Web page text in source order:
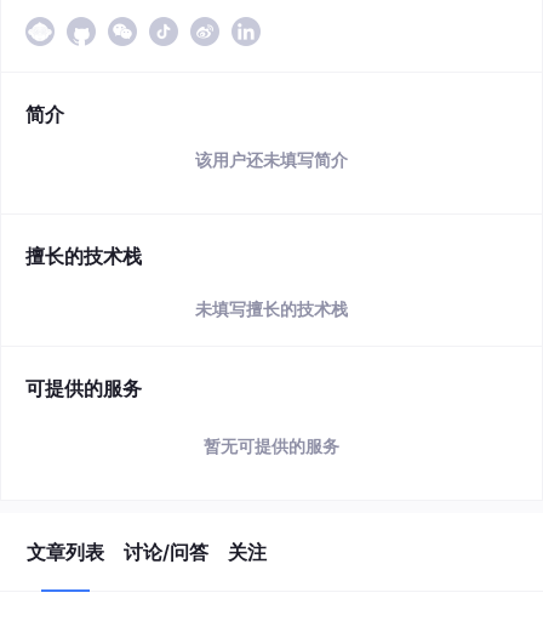
简介
该用户还未填写简介
擅长的技术栈
未填写擅长的技术栈
可提供的服务
暂无可提供的服务
文章列表 讨论/问答 关注